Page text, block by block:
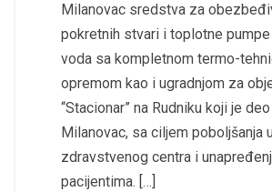
Milanovac sredstva za
pokretnih stvari i toplotne
voda sa kompletnom termo-
opremom kao i ugradnjom za
“Stacionar” na Rudniku koji je
Milanovac, sa ciljem poboljšanja
zdravstvenog centra i
pacijentima. […]